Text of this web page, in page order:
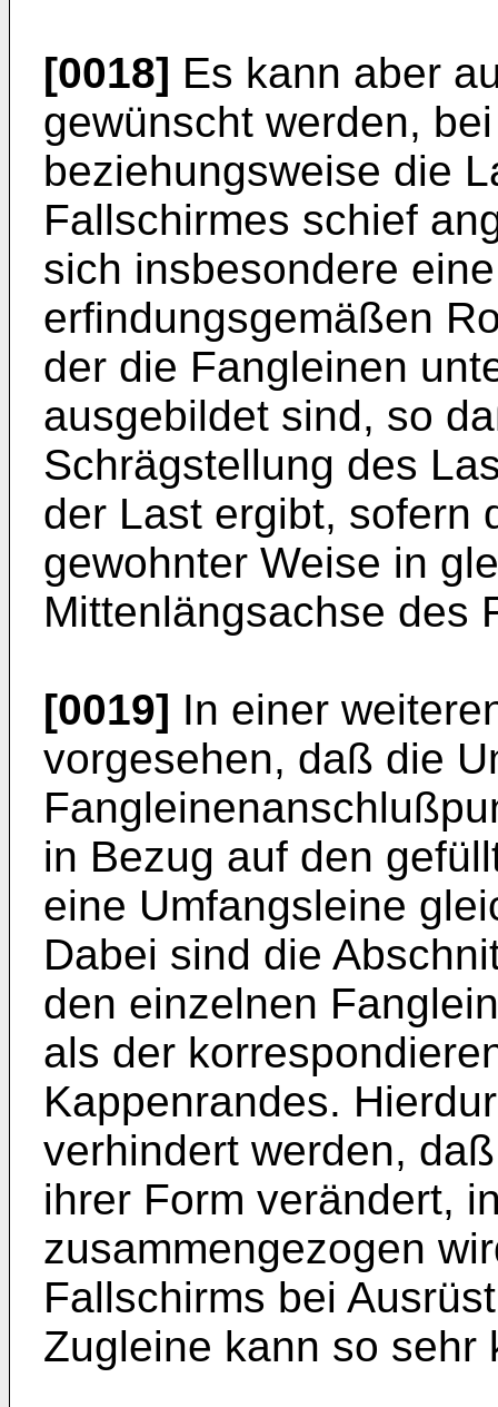
[0018] Es kann aber
gewünscht werden,
beziehungsweise die
Fallschirmes schief
sich insbesondere
erfindungsgemäßen
der die Fangleinen
ausgebildet sind, so
Schrägstellung des
der Last ergibt, sofern
gewohnter Weise in
Mittenlängsachse des
[0019] In einer
vorgesehen, daß die
in Bezug auf den
eine Umfangsleine
Dabei sind die
den einzelnen
als der
Kappenrandes.
verhindert werden,
ihrer Form verändert,
zusammengezogen
Fallschirms bei
Zugleine kann so sehr